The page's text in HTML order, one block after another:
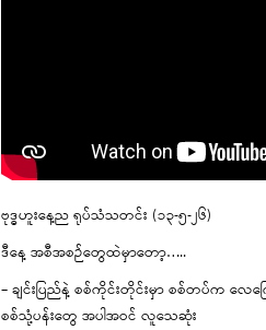
ဗုဒ္ဓဟူးနေ့ည ရုပ်သံသတင်း (၁၃-၅-၂၆)
ဒီနေ့ အစီအစဉ်တွေထဲမှာတော့…..
– ချင်းပြည်နဲ့ စစ်ကိုင်းတိုင်းမှာ စစ်တပ်က လေ
စစ်သုံ့ပန်းတွေ အပါအဝင် လူသေဆုံး